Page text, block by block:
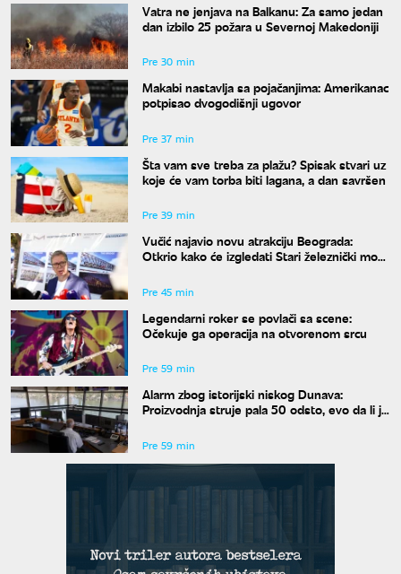
Vatra ne jenjava na Balkanu: Za samo jedan
dan izbilo 25 požara u Severnoj Makedoniji
Pre 30 min
Makabi nastavlja sa pojačanjima: Amerikanac
potpisao dvogodišnji ugovor
Pre 37 min
Šta vam sve treba za plažu? Spisak stvari uz
koje će vam torba biti lagana, a dan savršen
Pre 39 min
Vučić najavio novu atrakciju Beograda:
Otkrio kako će izgledati Stari železnički most
Pre 45 min
Legendarni roker se povlači sa scene:
Očekuje ga operacija na otvorenom srcu
Pre 59 min
Alarm zbog istorijski niskog Dunava:
Proizvodnja struje pala 50 odsto, evo da li je
Pre 59 min